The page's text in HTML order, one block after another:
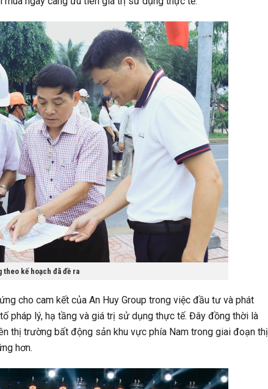
kế hoạch đã đề ra
cho cam kết của An Huy Group trong việc đầu tư và phát
pháp lý, hạ tầng và giá trị sử dụng thực tế. Đây đồng thời là
thị trường bất động sản khu vực phía Nam trong giai đoạn thị
hơn.